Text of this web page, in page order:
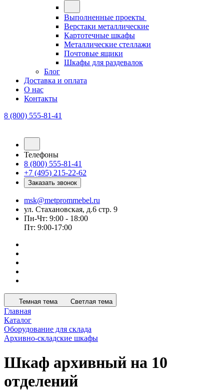
Выполненные проекты
Верстаки металлические
Картотечные шкафы
Металлические стеллажи
Почтовые ящики
Шкафы для раздевалок
Блог
Доставка и оплата
О нас
Контакты
8 (800) 555-81-41
Телефоны
8 (800) 555-81-41
+7 (495) 215-22-62
Заказать звонок
msk@metprommebel.ru
ул. Стахановская, д.6 стр. 9
Пн-Чт: 9:00 - 18:00
Пт: 9:00-17:00
Темная тема Светлая тема
Главная
Каталог
Оборудование для склада
Архивно-складские шкафы
Шкаф архивный на 10
отделений